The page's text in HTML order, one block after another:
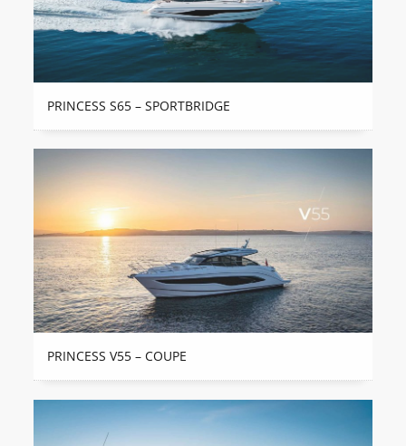
PRINCESS V55 – COUPE
PRINCESS S65 – SPORTBRIDGE